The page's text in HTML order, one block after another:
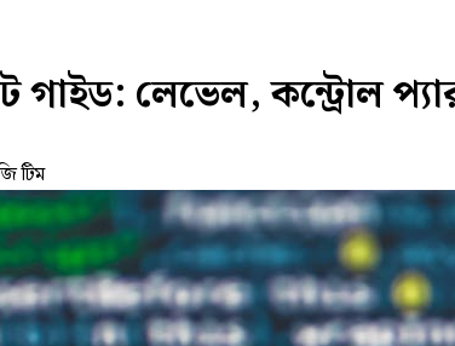
লেভেল, কন্ট্রোল
টিম